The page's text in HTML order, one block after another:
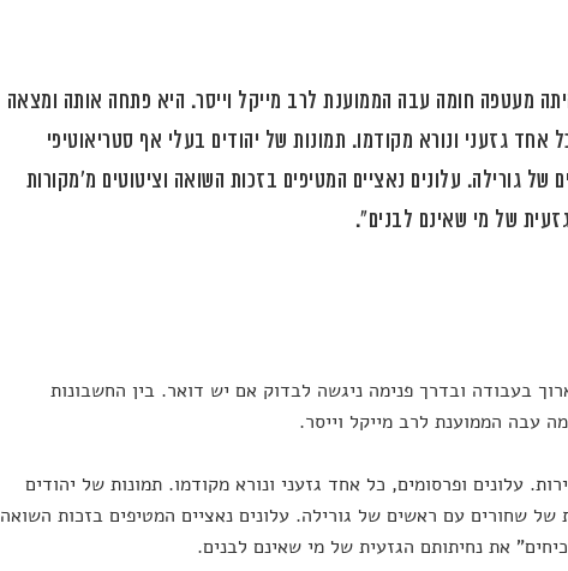
מעטפה חומה עבה הממוענת לרב מייקל וייסר. היא פתחה אותה ומצאה
אחד גזעני ונורא מקודמו. תמונות של יהודים בעלי אף סטריאוטיפי
גורילה. עלונים נאציים המטיפים בזכות השואה וציטוטים מ'מקורות
של מי שאינם לבנים".
בעבודה ובדרך פנימה ניגשה לבדוק אם יש דואר. בין החשבונות
עבה הממוענת לרב מייקל וייסר.
עלונים ופרסומים, כל אחד גזעני ונורא מקודמו. תמונות של יהודים
של שחורים עם ראשים של גורילה. עלונים נאציים המטיפים בזכות השואה
את נחיתותם הגזעית של מי שאינם לבנים.